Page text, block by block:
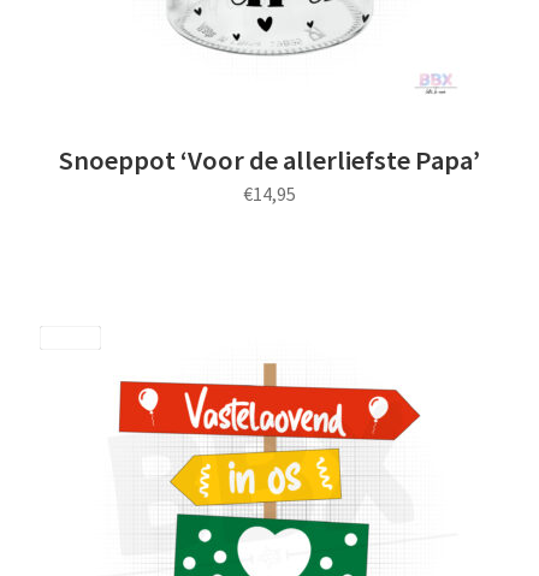
Snoeppot ‘Voor de allerliefste Papa’
€14,95
variaties.
Deze
optie
kan
gekozen
worden